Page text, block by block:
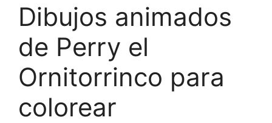
Dibujos animados
de Perry el
Ornitorrinco para
colorear